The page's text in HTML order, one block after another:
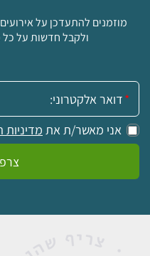
מוזמנים להתעדכן על
ולקבל חדשות על
אימייל:
אני מאשר/ת את